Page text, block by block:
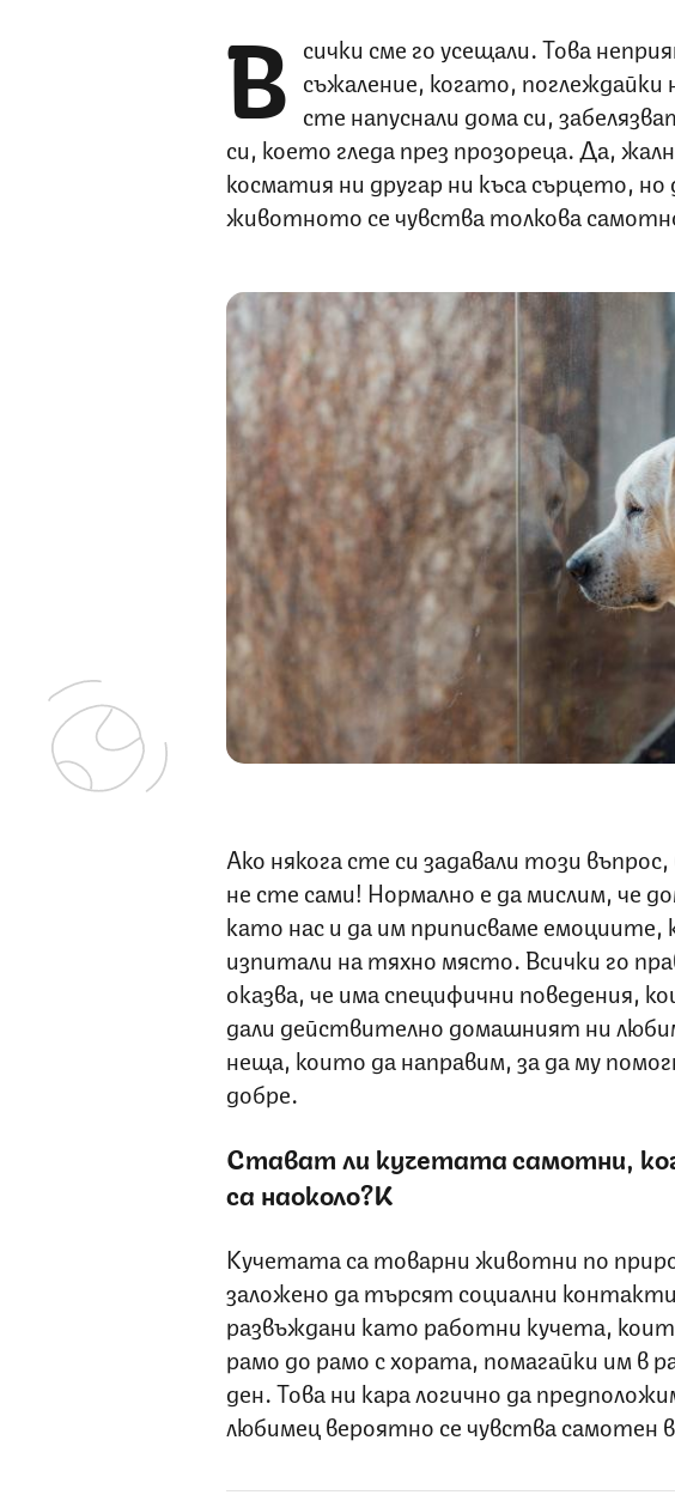
В сички сме го усещали. Това
съжаление, когато,
сте напуснали дома си,
си, което гледа през прозореца. Да,
косматия ни другар ни къса сърцето,
животното се чувства толкова
Ако някога сте си задавали този
не сте сами! Нормално е да мислим, че
като нас и да им приписваме
изпитали на тяхно място. Всички го
оказва, че има специфични поведения,
дали действително домашният ни
неща, които да направим, за да му
добре.
Стават ли кучетата самотни,
са наоколо?K
Кучетата са товарни животни по
заложено да търсят социални
развъждани като работни кучета,
рамо до рамо с хората, помагайки им в
ден. Това ни кара логично да
любимец вероятно се чувства самотен